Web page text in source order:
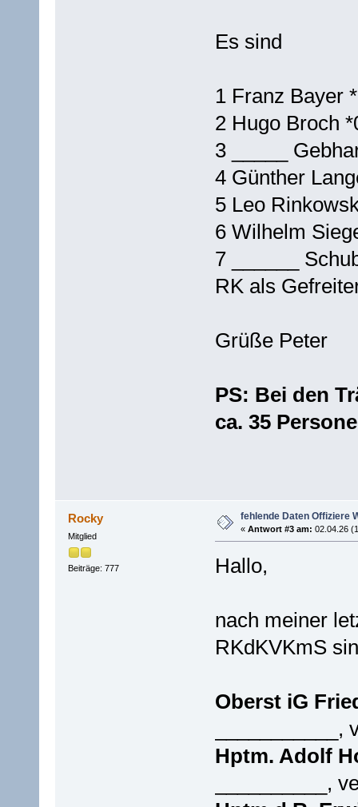
Es sind
1 Franz Bayer
2 Hugo Broch
3 _____
4 Günther
5 Leo
6 Wilhelm
7 ______
RK als
Grüße Peter
PS: Bei den
ca. 35
Rocky
Mitglied
Beiträge: 777
fehlende Daten Offiziere
« Antwort #3 am: 02.04.26
Hallo,
nach meiner
RKdKVKmS
Oberst iG
Hptm. Adolf
__________,